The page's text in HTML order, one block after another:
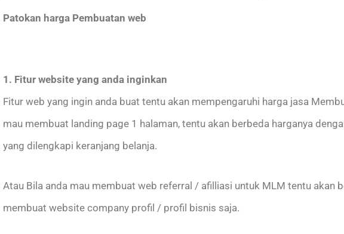
Patokan harga Pembuatan web
1. Fitur website yang anda inginkan
Fitur web yang ingin anda buat tentu akan mempengaruhi harga jasa
mau membuat landing page 1 halaman, tentu akan berbeda harganya
yang dilengkapi keranjang belanja.
Atau Bila anda mau membuat web referral / afilliasi untuk MLM tentu akan
membuat website company profil / profil bisnis saja.